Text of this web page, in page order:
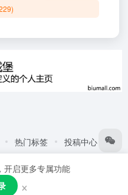
热门标签
投稿中心
读是一种生活方式
开启更多专属功能
×